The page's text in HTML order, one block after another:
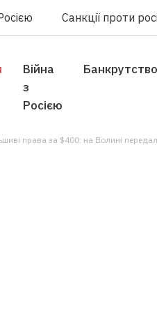
Санкції проти
Війна
з
Росією
Банкрутство
права за $400: на Волині